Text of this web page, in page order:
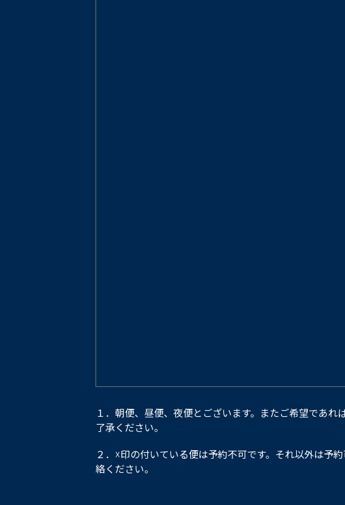
１．朝便、昼便、夜便とございます。またご希望であ
了承ください。
２．☓印の付いている便は予約不可です。それ以外は予
絡ください。